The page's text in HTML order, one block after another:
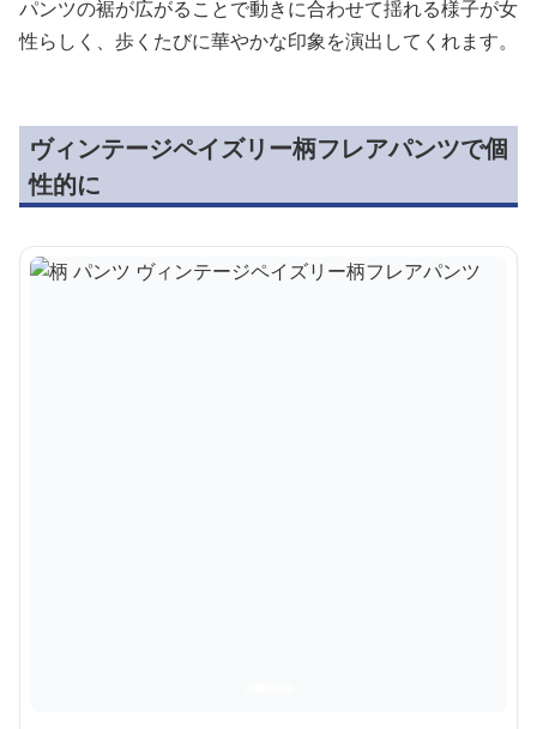
パンツの裾が広がることで動きに合わせて揺れる様子が女
性らしく、歩くたびに華やかな印象を演出してくれます。
ヴィンテージペイズリー柄フレアパンツで個
性的に